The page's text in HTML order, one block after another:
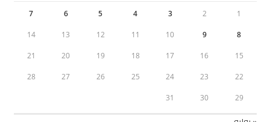
1
2
3
4
5
6
7
8
9
10
11
12
13
14
15
16
17
18
19
20
21
22
23
24
25
26
27
28
29
30
31